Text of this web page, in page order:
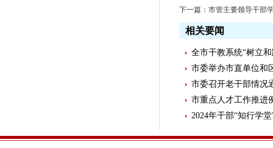
下一篇： 市管主要领导干部
相关要闻
全市干教系统“树立
市委举办市直单位和
市委召开老干部情况
市重点人才工作推进
2024年干部“知行学